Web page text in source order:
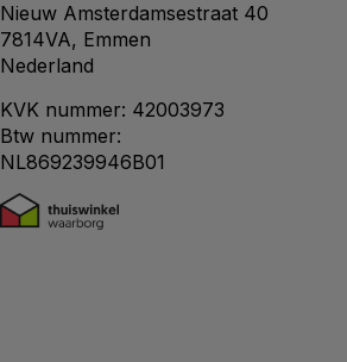
Nieuw Amsterdamsestraat 40
7814VA, Emmen
Nederland
KVK nummer: 42003973
Btw nummer:
NL869239946B01